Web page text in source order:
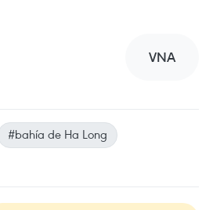
VNA
#bahía de Ha Long